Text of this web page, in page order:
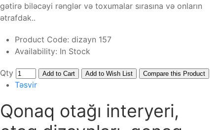
gətirə biləcəyi rənglər və toxumalar sırasına və onların
ətrafdak..
Product Code: dizayn 157
Availability: In Stock
Qty Add to Cart Add to Wish List Compare this Product
Təsvir
Qonaq otağı interyeri,